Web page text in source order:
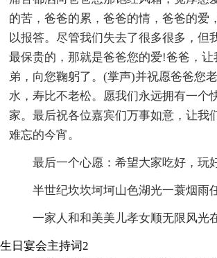
的苦，爸爸的累，爸爸的情，爸爸的爱
以报答。尽管我们失去了很多很多，但
最保贵的，那就是爸爸您的爱!爸爸，让
弟，向您鞠躬了。(掌声)并祝愿爸爸您
水，寿比不老松。愿我们永远拥有一个
家。最后祝各位嘉宾们万事如意，让我
难忘的今宵。
最后一个心愿：希望大家吃好，玩
半世纪坎坎坷坷山色湖光一蓑烟雨
一家人和和美美儿孝女顺无限风光
生日宴会主持词2